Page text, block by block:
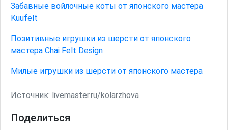
Забавные войлочные коты от японского мастера
Kuufelt
Позитивные игрушки из шерсти от японского
мастера Chai Felt Design
Милые игрушки из шерсти от японского мастера
Источник: livemaster.ru/kolarzhova
Поделиться